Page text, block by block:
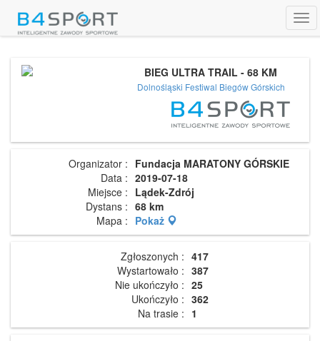
BIEG ULTRA TRAIL - 68 KM
Dolnośląski Festiwal Biegów Górskich
Organizator : Fundacja MARATONY GÓRSKIE
Data : 2019-07-18
Miejsce : Lądek-Zdrój
Dystans : 68 km
Mapa : Pokaż
Zgłoszonych : 417
Wystartowało : 387
Nie ukończyło : 25
Ukończyło : 362
Na trasie : 1